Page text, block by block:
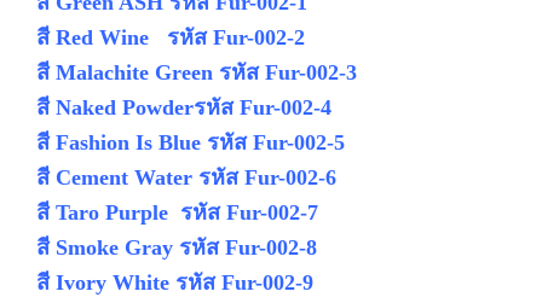
สี Red Wine รหัส Fur-002-2
สี Malachite Green รหัส Fur-002-3
สี Naked Powderรหัส Fur-002-4
สี Fashion Is Blue รหัส Fur-002-5
สี Cement Water รหัส Fur-002-6
สี Taro Purple รหัส Fur-002-7
สี Smoke Gray รหัส Fur-002-8
สี Ivory White รหัส Fur-002-9